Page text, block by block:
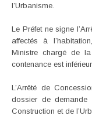
l’Urbanisme.
Le Préfet ne signe
affectés à
Ministre chargé de
contenance est
L’Arrêté de
dossier de
Construction et de